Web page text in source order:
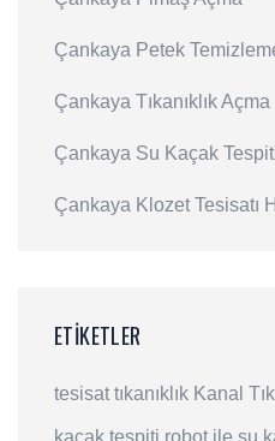
Çankaya Petek
Çankaya Tıkanıklık Açma
Çankaya Su Kaçak
Çankaya Klozet Tesisatı
ETIKETLER
tesisat tıkanıklık Kanal
kaçak tespiti robot ile su